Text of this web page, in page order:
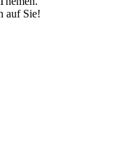
auf Sie!